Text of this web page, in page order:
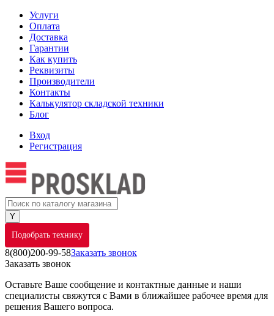
Услуги
Оплата
Доставка
Гарантии
Как купить
Реквизиты
Производители
Контакты
Калькулятор складской техники
Блог
Вход
Регистрация
Подобрать технику
8(800)200-99-58Заказать звонок
Заказать звонок
Оставьте Ваше сообщение и контактные данные и наши
специалисты свяжутся с Вами в ближайшее рабочее время для
решения Вашего вопроса.